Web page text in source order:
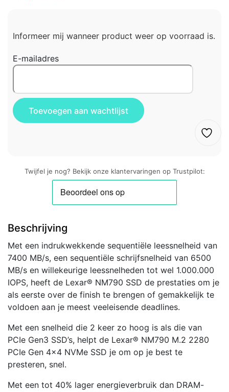
Informeer mij wanneer product weer op voorraad is.
E-mailadres
Twijfel je nog? Bekijk onze klantervaringen op Trustpilot:
Beschrijving
Met een indrukwekkende sequentiële leessnelheid van
7400 MB/s, een sequentiële schrijfsnelheid van 6500
MB/s en willekeurige leessnelheden tot wel 1.000.000
IOPS, heeft de Lexar® NM790 SSD de prestaties om je
als eerste over de finish te brengen of gemakkelijk te
voldoen aan je meest veeleisende deadlines.
Met een snelheid die 2 keer zo hoog is als die van
PCIe Gen3 SSD’s, helpt de Lexar® NM790 M.2 2280
PCIe Gen 4×4 NVMe SSD je om op je best te
presteren, snel.
Met een tot 40% lager energieverbruik dan DRAM-